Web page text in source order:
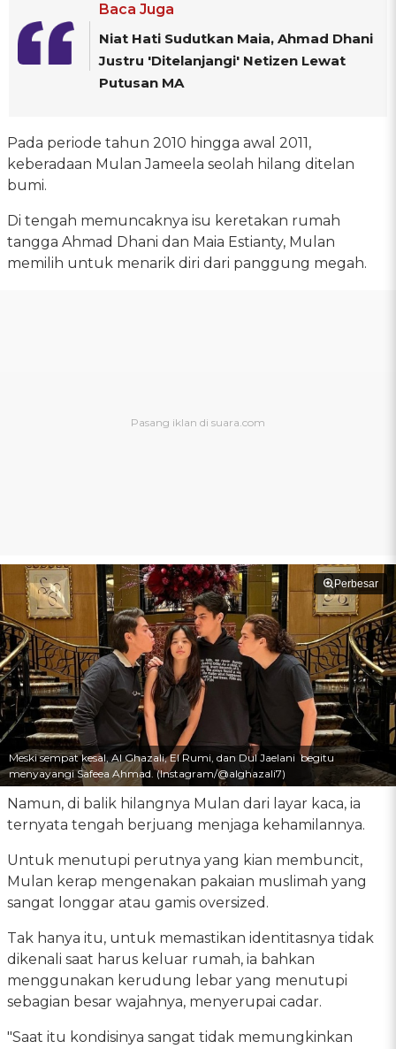
Baca Juga
Niat Hati Sudutkan Maia, Ahmad Dhani
Justru 'Ditelanjangi' Netizen Lewat
Putusan MA
Pada periode tahun 2010 hingga awal 2011,
keberadaan Mulan Jameela seolah hilang ditelan
bumi.
Di tengah memuncaknya isu keretakan rumah
tangga Ahmad Dhani dan Maia Estianty, Mulan
memilih untuk menarik diri dari panggung megah.
Perbesar
Meski sempat kesal, Al Ghazali, El Rumi, dan Dul Jaelani begitu
menyayangi Safeea Ahmad. (Instagram/@alghazali7)
Namun, di balik hilangnya Mulan dari layar kaca, ia
ternyata tengah berjuang menjaga kehamilannya.
Untuk menutupi perutnya yang kian membuncit,
Mulan kerap mengenakan pakaian muslimah yang
sangat longgar atau gamis oversized.
Tak hanya itu, untuk memastikan identitasnya tidak
dikenali saat harus keluar rumah, ia bahkan
menggunakan kerudung lebar yang menutupi
sebagian besar wajahnya, menyerupai cadar.
"Saat itu kondisinya sangat tidak memungkinkan